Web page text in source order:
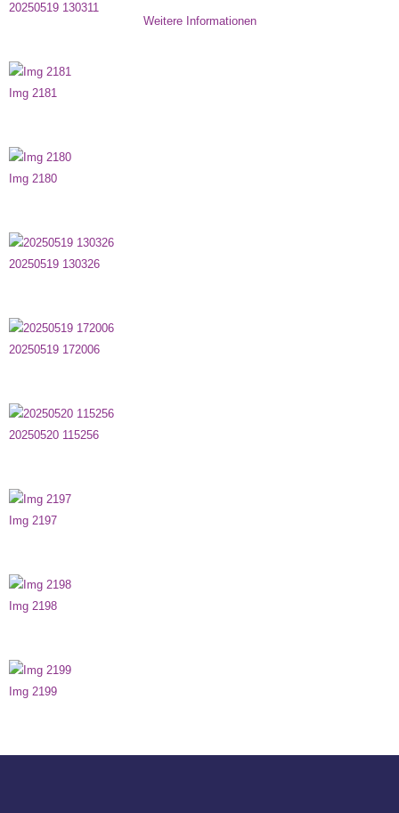
Weitere Informationen
20250519 130311
Img 2181
Img 2180
20250519 130326
20250519 172006
20250520 115256
Img 2197
Img 2198
Img 2199